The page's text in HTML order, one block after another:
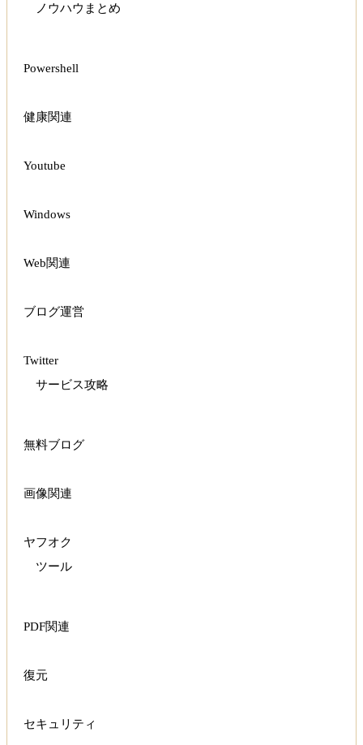
ノウハウまとめ
Powershell
健康関連
Youtube
Windows
Web関連
ブログ運営
Twitter
サービス攻略
無料ブログ
画像関連
ヤフオク
ツール
PDF関連
復元
セキュリティ